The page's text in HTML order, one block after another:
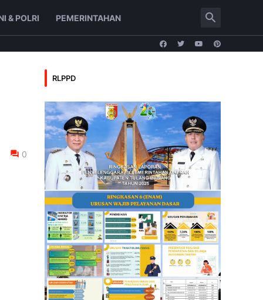
& POLRI PEMERINTAHAN
0
RLPPD